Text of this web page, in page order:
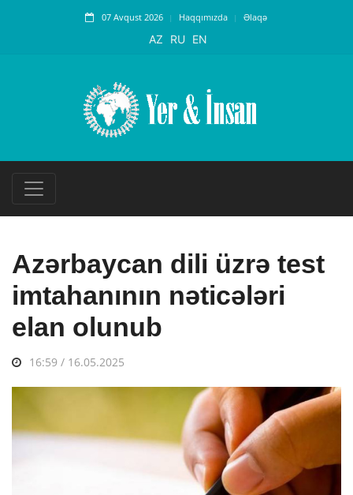
07 Avqust 2026 Haqqımızda Əlaqə
AZ RU EN
Azərbaycan dili üzrə test
imtahanının nəticələri
elan olunub
16:59 / 16.05.2025